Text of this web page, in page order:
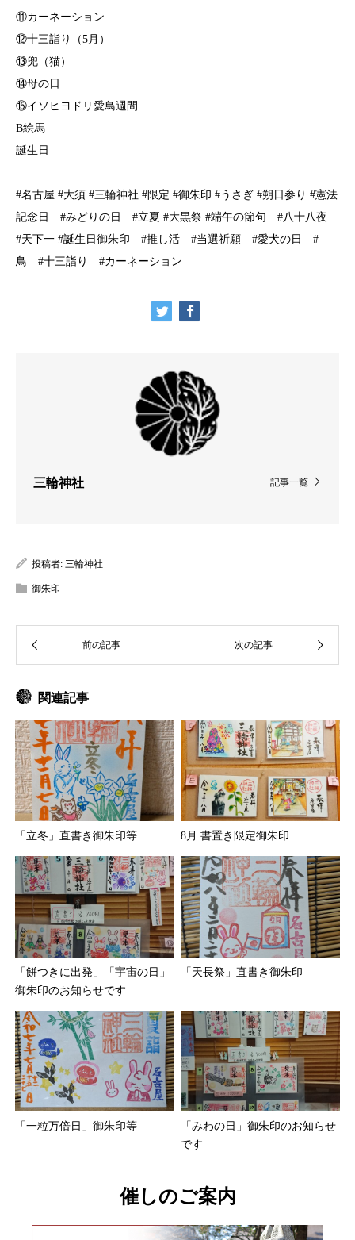
⑪カーネーション
⑫十三詣り（5月）
⑬兜（猫）
⑭母の日
⑮イソヒヨドリ愛鳥週間
B絵馬
誕生日
#名古屋 #大須 #三輪神社 #限定 #御朱印 #うさぎ #朔日参り #憲法
記念日 #みどりの日 #立夏 #大黒祭 #端午の節句 #八十八夜
#天下一 #誕生日御朱印 #推し活 #当選祈願 #愛犬の日 #
鳥 #十三詣り #カーネーション
記事一覧
三輪神社
投稿者: 三輪神社
御朱印
関連記事
「立冬」直書き御朱印等 8月 書置き限定御朱印
「餅つきに出発」「宇宙の日」
御朱印のお知らせです
「天長祭」直書き御朱印
「一粒万倍日」御朱印等
「みわの日」御朱印のお知らせ
です
催しのご案内